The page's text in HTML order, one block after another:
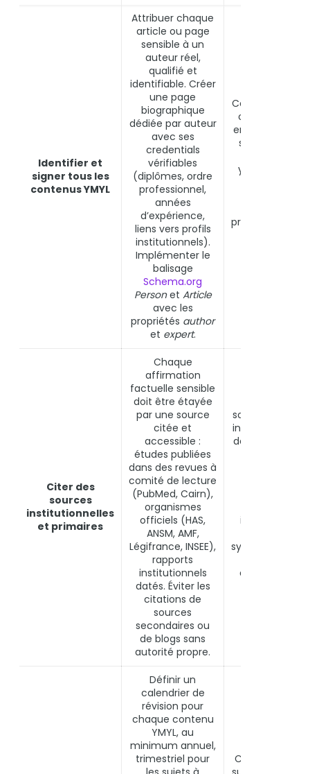
Identifier et
signer tous les
contenus YMYL
Attribuer chaque
article ou page
sensible à un
auteur réel,
qualifié et
identifiable. Créer
une page
biographique
dédiée par auteur
avec ses
credentials
vérifiables
(diplômes, ordre
professionnel,
années
d’expérience,
liens vers profils
institutionnels).
Implémenter le
balisage
Schema.org
Personet Article
avec les
propriétés author
et expert.
Contenu
ou signé par
entité
signal de
yeux des
progressif ou
Citer des
sources
institutionnelles
et primaires
Chaque
affirmation
factuelle sensible
doit être étayée
par une source
citée et
accessible :
études publiées
dans des revues à
comité de lecture
(PubMed, Cairn),
organismes
officiels (HAS,
ANSM, AMF,
Légifrance, INSEE),
rapports
institutionnels
datés. Éviter les
citations de
sources
secondaires ou
de blogs sans
autorité propre.
sources =
invérifiable =
de fiabilité bas.
derrière les
Définir un
calendrier de
révision pour
chaque contenu
YMYL, au
minimum annuel,
trimestriel pour
Contenu